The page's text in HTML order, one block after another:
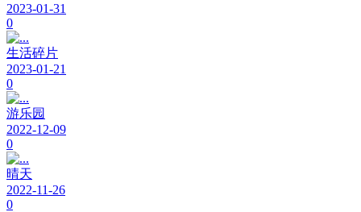
2023-01-31
0
生活碎片
2023-01-21
0
游乐园
2022-12-09
0
晴天
2022-11-26
0